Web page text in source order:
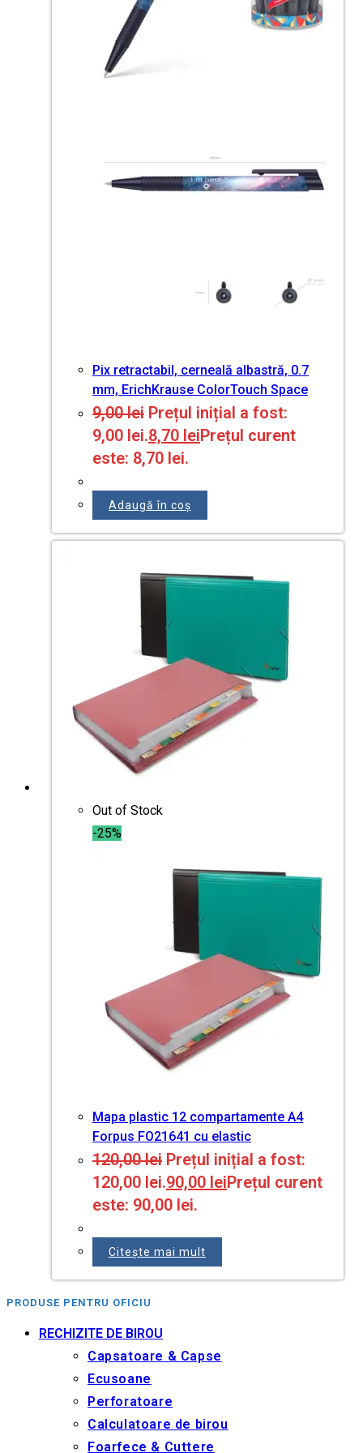
Pix retractabil, cerneală albastră, 0.7
mm, ErichKrause ColorTouch Space
9,00lei Prețul inițial a fost:
9,00 lei.8,70 leiPrețul curent
este: 8,70 lei.
Adaugă în coș
Out of Stock
-25%
Mapa plastic 12 compartamente A4
Forpus FO21641 cu elastic
120,00lei Prețul inițial a fost:
120,00 lei.90,00 leiPrețul curent
este: 90,00 lei.
Citește mai mult
PRODUSE PENTRU OFICIU
RECHIZITE DE BIROU
Capsatoare & Capse
Ecusoane
Perforatoare
Calculatoare de birou
Foarfece & Cuttere